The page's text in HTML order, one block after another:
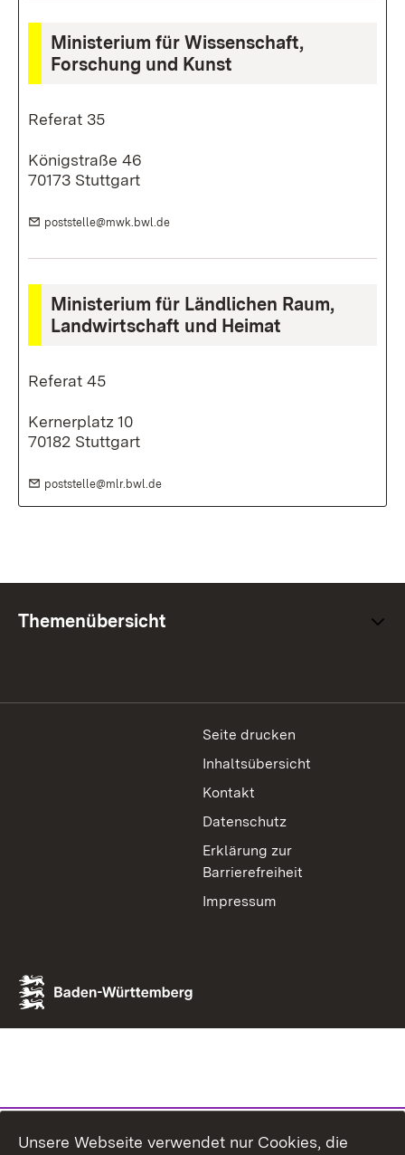
Ministerium für Wissenschaft,
Forschung und Kunst
Referat 35
Königstraße 46
70173 Stuttgart
E-Mail:
poststelle@mwk.bwl.de
Ministerium für Ländlichen Raum,
Landwirtschaft und Heimat
Referat 45
Kernerplatz 10
70182 Stuttgart
E-Mail:
poststelle@mlr.bwl.de
Themenübersicht
Seite drucken
Inhaltsübersicht
Kontakt
Datenschutz
Erklärung zur
Barrierefreiheit
Impressum
Unsere Webseite verwendet nur Cookies, die